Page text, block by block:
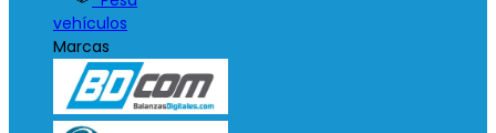
vehículos
Marcas